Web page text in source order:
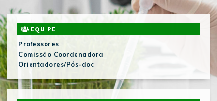
EQUIPE
Professores
Comissão Coordenadora
Orientadores/Pós-doc